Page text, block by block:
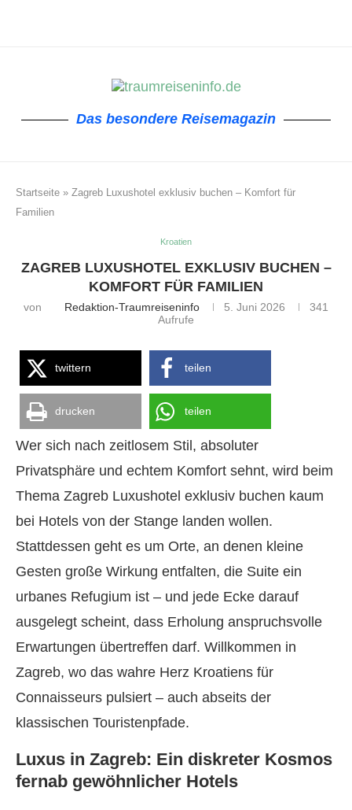
Das besondere Reisemagazin
Startseite » Zagreb Luxushotel exklusiv buchen – Komfort für
Familien
Kroatien
ZAGREB LUXUSHOTEL EXKLUSIV BUCHEN –
KOMFORT FÜR FAMILIEN
von Redaktion-Traumreiseninfo 5. Juni 2026
341
Aufrufe
twittern teilen
drucken teilen
Wer sich nach zeitlosem Stil, absoluter
Privatsphäre und echtem Komfort sehnt, wird beim
Thema Zagreb Luxushotel exklusiv buchen kaum
bei Hotels von der Stange landen wollen.
Stattdessen geht es um Orte, an denen kleine
Gesten große Wirkung entfalten, die Suite ein
urbanes Refugium ist – und jede Ecke darauf
ausgelegt scheint, dass Erholung anspruchsvolle
Erwartungen übertreffen darf. Willkommen in
Zagreb, wo das wahre Herz Kroatiens für
Connaisseurs pulsiert – auch abseits der
klassischen Touristenpfade.
Luxus in Zagreb: Ein diskreter Kosmos
fernab gewöhnlicher Hotels